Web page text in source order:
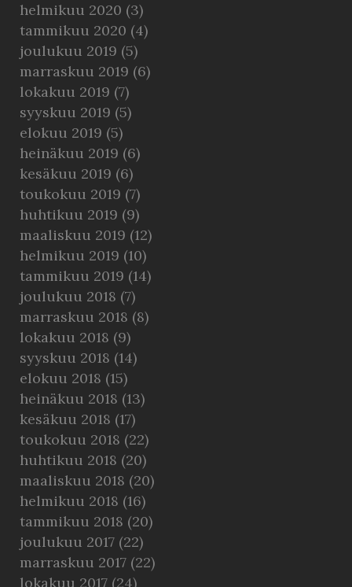
helmikuu 2020 (3)
tammikuu 2020 (4)
joulukuu 2019 (5)
marraskuu 2019 (6)
lokakuu 2019 (7)
syyskuu 2019 (5)
elokuu 2019 (5)
heinäkuu 2019 (6)
kesäkuu 2019 (6)
toukokuu 2019 (7)
huhtikuu 2019 (9)
maaliskuu 2019 (12)
helmikuu 2019 (10)
tammikuu 2019 (14)
joulukuu 2018 (7)
marraskuu 2018 (8)
lokakuu 2018 (9)
syyskuu 2018 (14)
elokuu 2018 (15)
heinäkuu 2018 (13)
kesäkuu 2018 (17)
toukokuu 2018 (22)
huhtikuu 2018 (20)
maaliskuu 2018 (20)
helmikuu 2018 (16)
tammikuu 2018 (20)
joulukuu 2017 (22)
marraskuu 2017 (22)
lokakuu 2017 (24)